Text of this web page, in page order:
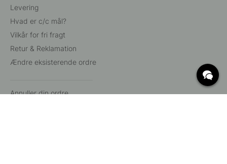
Levering
Hvad er c/c mål?
Vilkår for fri fragt
Retur & Reklamation
Ændre eksisterende ordre
Annuller din ordre